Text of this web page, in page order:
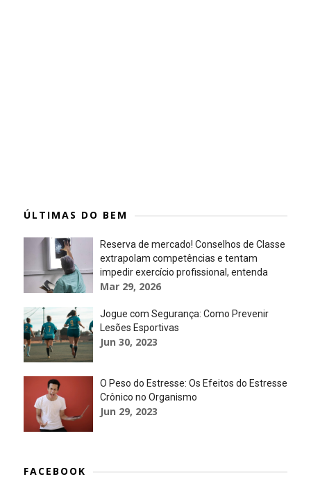
ÚLTIMAS DO BEM
Reserva de mercado! Conselhos de Classe
extrapolam competências e tentam
impedir exercício profissional, entenda
Mar 29, 2026
Jogue com Segurança: Como Prevenir
Lesões Esportivas
Jun 30, 2023
O Peso do Estresse: Os Efeitos do Estresse
Crônico no Organismo
Jun 29, 2023
FACEBOOK